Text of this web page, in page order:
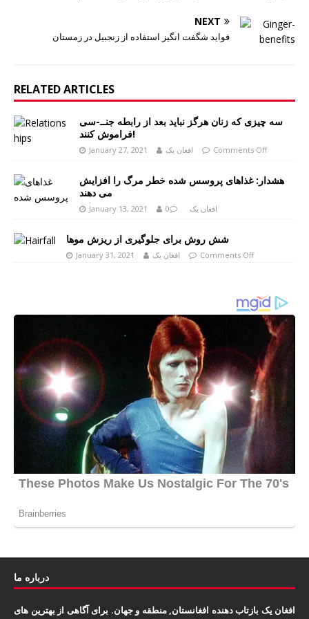
NEXT
فواید شگفت انگیز استفاده از زنجبیل در زمستان
RELATED ARTICLES
سه چیزی که زنان هرگز نباید بعد از رابطه جنــ-سی
فراموش کنند!
January 27, 2021 افغان یک Comments Off
هشدار: غذاهای پروسس شده خطر مرگ را افزایش
می دهند
January 13, 2021 افغان یک 0
شش روش برای جلوگیری از ریزش موها
January 31, 2021 افغان یک Comments Off
درباره ما
افغان یک بازتاب دهنده افغانستان, منطقه و جهان. برای آگاهی از بهترین های